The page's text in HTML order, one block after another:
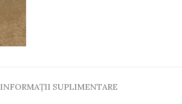
INFORMAȚII SUPLIMENTARE